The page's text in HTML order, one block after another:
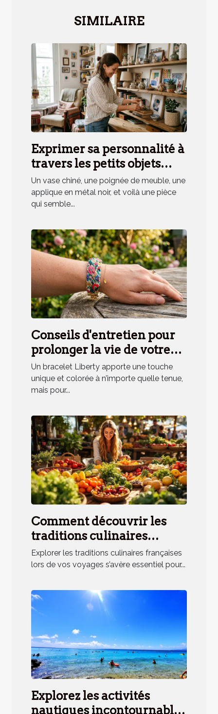
SIMILAIRE
Exprimer sa personnalité à
travers les petits objets
déco, mythe ou réalité ?
Un vase chiné, une poignée de meuble, une
applique en métal noir, et voilà une pièce
qui semble...
Conseils d'entretien pour
prolonger la vie de votre
bracelet Liberty
Un bracelet Liberty apporte une touche
unique et colorée à n’importe quelle tenue,
mais pour...
Comment découvrir les
traditions culinaires
françaises lors de vos
voyages ?
Explorer les traditions culinaires françaises
lors de vos voyages s’avère essentiel pour...
Explorez les activités
nautiques incontournables